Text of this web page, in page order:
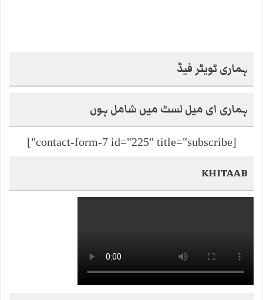
ہماری ٹویٹر فیڈ
ہماری ای میل لسٹ میں شامل ہوں
[contact-form-7 id="225" title="subscribe"]
KHITAAB